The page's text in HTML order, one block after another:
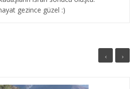
gezince güzel :)